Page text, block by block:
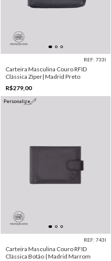
REF: 733I
Carteira Masculina Couro RFID
Clássica Zíper| Madrid Preto
R$279,00
Personalize
REF: 743I
Carteira Masculina Couro RFID
Clássica Botão | Madrid Marrom